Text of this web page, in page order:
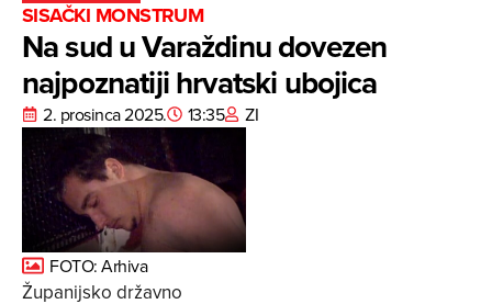
SISAČKI MONSTRUM
Na sud u Varaždinu dovezen
najpoznatiji hrvatski ubojica
2. prosinca 2025. 13:35 ZI
FOTO: Arhiva
Županijsko državno